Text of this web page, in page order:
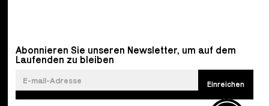
Abonnieren Sie unseren Newsletter, um auf dem
Laufenden zu bleiben